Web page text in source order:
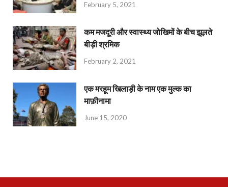
February 5, 2021
कम मजदूरी और स्वास्थ्य जोखिमों के बीच झूलते
बीड़ी श्रमिक
February 2, 2021
एक मरहूम खिलाड़ी के नाम एक मुल्क का
माफ़ीनामा
June 15, 2020